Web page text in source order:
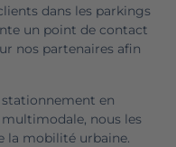
dans les parkings
un point de contact
nos partenaires afin
en
nous les
la mobilité urbaine.